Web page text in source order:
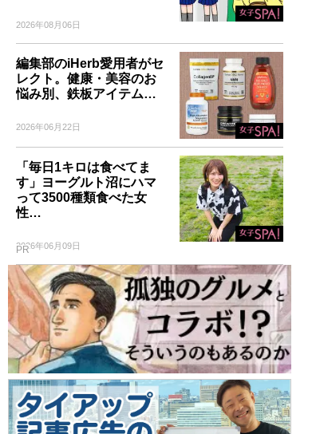
2026年08月06日
編集部のiHerb愛用者がセ
レクト。健康・美容のお
悩み別、鉄板アイテム…
2026年06月22日
「毎日1キロは食べてま
す」ヨーグルト沼にハマ
って3500種類食べた女
性…
2026年06月09日
PR